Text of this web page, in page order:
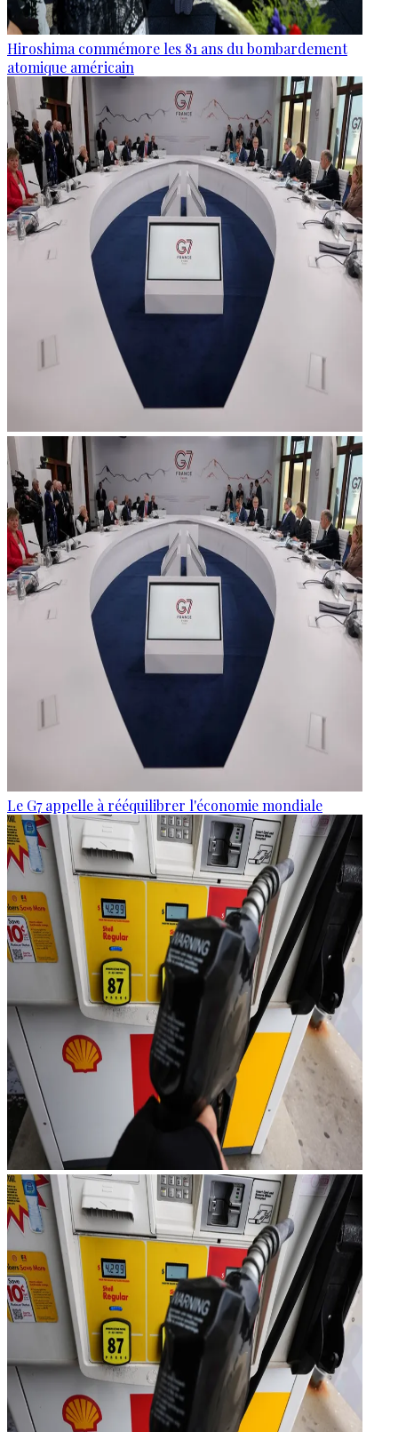
Hiroshima commémore les 81 ans du bombardement
atomique américain
Le G7 appelle à rééquilibrer l'économie mondiale